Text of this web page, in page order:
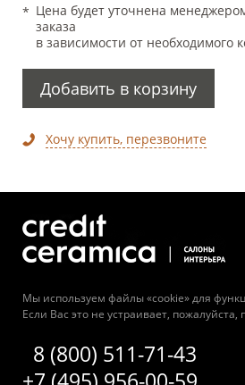
Цена будет уточнена
заказа
в зависимости от необходимого
Добавить в корзину
Хочу купить, перезвоните
Мы используем файлы «cookie» для
Если Вас это не устраивает, пожалуйста,
8 (800) 511-71-43